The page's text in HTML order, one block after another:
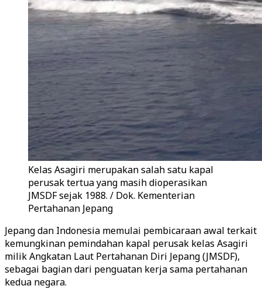
Kelas Asagiri merupakan salah satu kapal
perusak tertua yang masih dioperasikan
JMSDF sejak 1988. / Dok. Kementerian
Pertahanan Jepang
Jepang dan Indonesia memulai pembicaraan awal terkait
kemungkinan pemindahan kapal perusak kelas Asagiri
milik Angkatan Laut Pertahanan Diri Jepang (JMSDF),
sebagai bagian dari penguatan kerja sama pertahanan
kedua negara.